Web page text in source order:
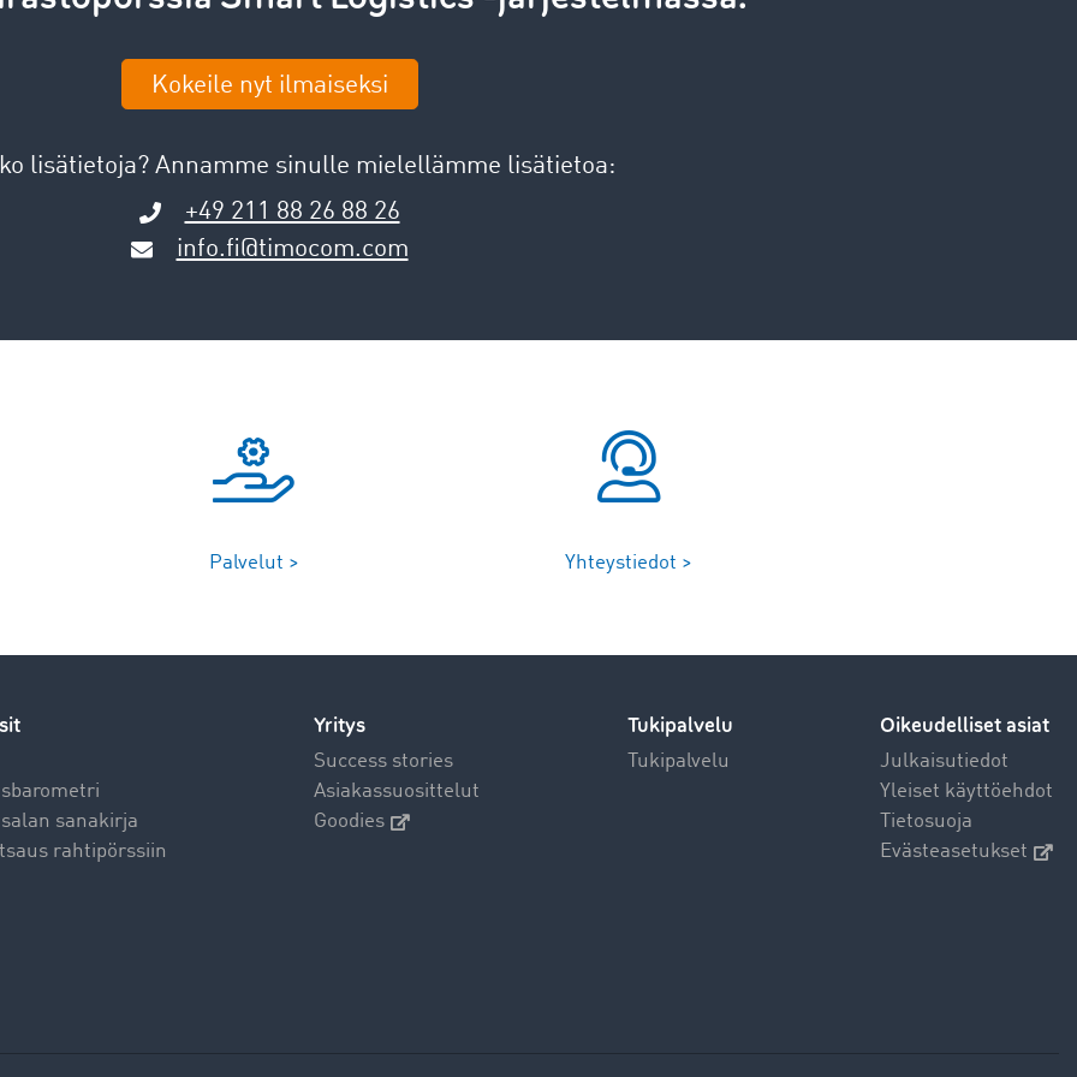
Kokeile nyt ilmaiseksi
lisätietoja? Annamme sinulle mielellämme lisätietoa:
+49 211 88 26 88 26
info.fi@timocom.com
Palvelut > Yhteystiedot >
sanakirja
rahtipörssiin
Yritys
Success stories
Asiakassuosittelut
Goodies
Tukipalvelu
Tukipalvelu
Oikeudelliset asiat
Julkaisutiedot
Yleiset käyttöehdot
Tietosuoja
Evästeasetukset